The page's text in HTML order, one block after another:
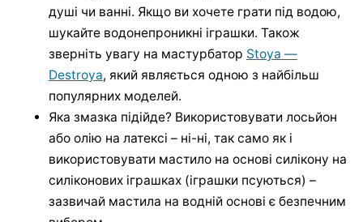
душі чи ванні. Якщо ви хочете грати під водою,
шукайте водонепроникні іграшки. Також
зверніть увагу на мастурбатор Stoya —
Destroya, який являється одною з найбільш
популярних моделей.
Яка змазка підійде? Використовувати лосьйон
або олію на латексі – ні-ні, так само як і
використовувати мастило на основі силікону на
силіконових іграшках (іграшки псуються) –
зазвичай мастила на водній основі є безпечним